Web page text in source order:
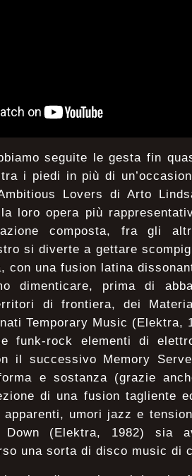
seguite le gesta fin
i piedi in più di
Lovers di Arto
loro opera più
composta, fra gli
si diverte a gettare
con una fusion latina
dimenticare, prima di
di frontiera, dei
Temporary Music (Elektra,
funk-rock elementi di
il successivo Memory
e sostanza (grazie
di una fusion tagliente
apparenti, umori jazz e
Down (Elektra, 1982) sia
una sorta di disco music di